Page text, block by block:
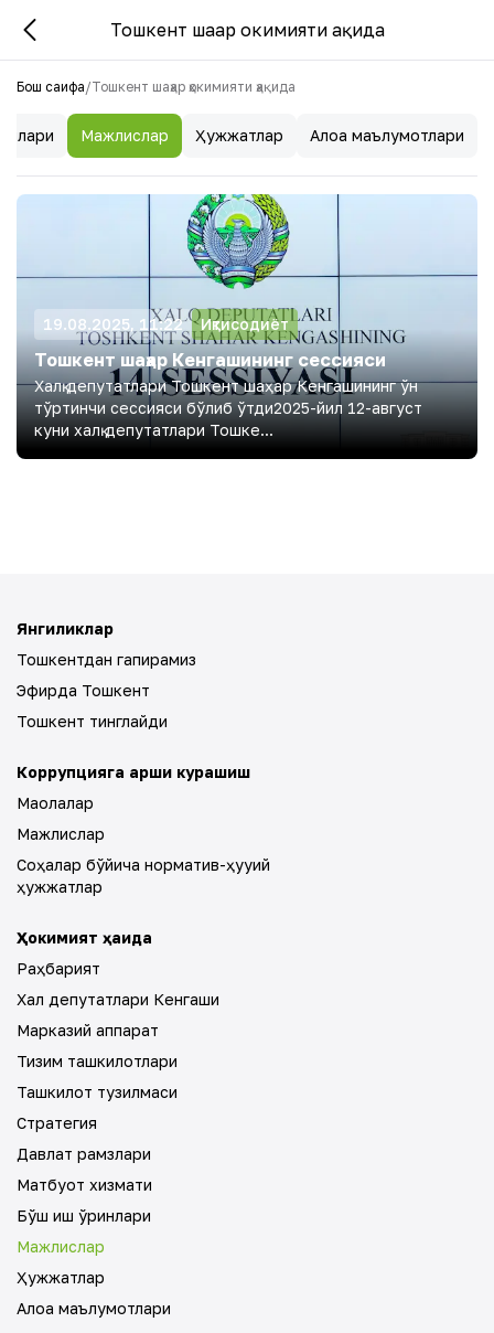
Тошкент шаҳар ҳокимияти ҳақида
Бош саҳифа/Тошкент шаҳар ҳокимияти ҳақида
Мажлислар Ҳужжатлар Алоқа маълумотлари
19.08.2025, 11:22 Иқтисодиёт
Тошкент шаҳар Кенгашининг сессияси
Халқ депутатлари Тошкент шаҳар Кенгашининг ўн
тўртинчи сессияси бўлиб ўтди2025-йил 12-август
куни халқ депутатлари Тошке...
Янгиликлар
Тошкентдан гапирамиз
Эфирда Тошкент
Тошкент тинглайди
Коррупцияга қарши курашиш
Мақолалар
Мажлислар
Соҳалар бўйича норматив-ҳуқуқий
ҳужжатлар
Ҳокимият ҳақида
Раҳбарият
Халқ депутатлари Кенгаши
Марказий аппарат
Тизим ташкилотлари
Ташкилот тузилмаси
Стратегия
Давлат рамзлари
Матбуот хизмати
Бўш иш ўринлари
Мажлислар
Ҳужжатлар
Алоқа маълумотлари